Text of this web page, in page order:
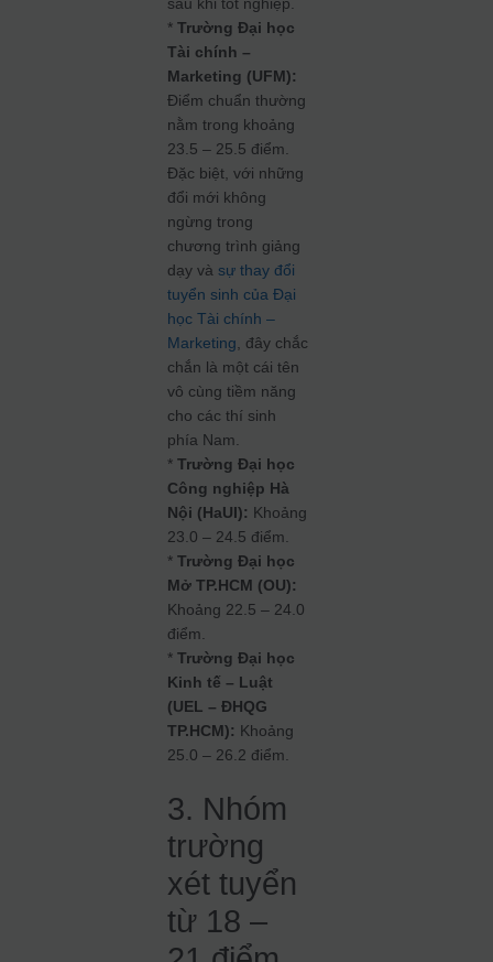
*Trường Đại học
Tài chính –
Marketing (UFM):
Điểm chuẩn thường
nằm trong khoảng
23.5 – 25.5 điểm.
Đặc biệt, với những
đổi mới không
ngừng trong
chương trình giảng
dạy vàsự thay đổi
tuyển sinh của Đại
học Tài chính –
Marketing , đây chắc
chắn là một cái tên
vô cùng tiềm năng
cho các thí sinh
phía Nam.
*Trường Đại học
Công nghiệp Hà
Nội (HaUI): Khoảng
23.0 – 24.5 điểm.
*Trường Đại học
Mở TP.HCM (OU):
Khoảng 22.5 – 24.0
điểm.
*Trường Đại học
Kinh tế – Luật
(UEL – ĐHQG
TP.HCM): Khoảng
25.0 – 26.2 điểm.
3. Nhóm
trường
xét tuyển
từ 18 –